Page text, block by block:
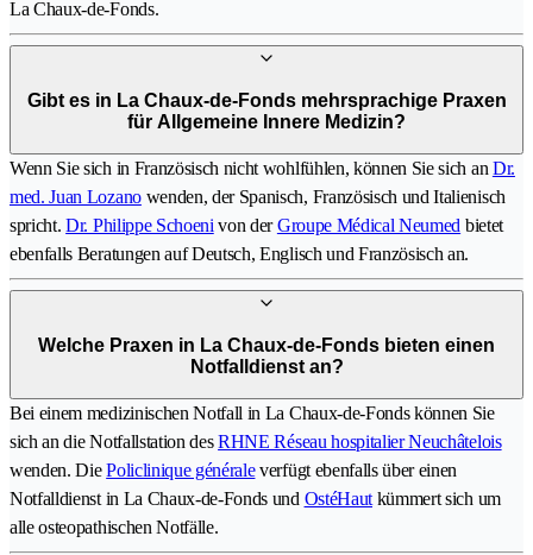
La Chaux-de-Fonds.
Gibt es in La Chaux-de-Fonds mehrsprachige Praxen
für Allgemeine Innere Medizin?
Wenn Sie sich in Französisch nicht wohlfühlen, können Sie sich an Dr.
med. Juan Lozanowenden, der Spanisch, Französisch und Italienisch
spricht.Dr. Philippe Schoeni von derGroupe Médical Neumed bietet
ebenfalls Beratungen auf Deutsch, Englisch und Französisch an.
Welche Praxen in La Chaux-de-Fonds bieten einen
Notfalldienst an?
Bei einem medizinischen Notfall in La Chaux-de-Fonds können Sie
sich an die Notfallstation desRHNE Réseau hospitalier Neuchâtelois
wenden. DiePoliclinique généraleverfügt ebenfalls über einen
Notfalldienst in La Chaux-de-Fonds und OstéHautkümmert sich um
alle osteopathischen Notfälle.